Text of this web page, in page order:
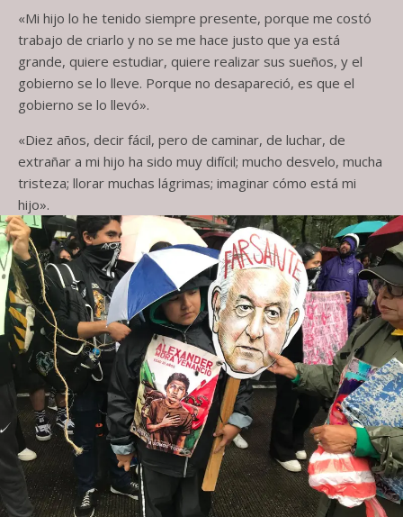
«Mi hijo lo he tenido siempre presente, porque me costó
trabajo de criarlo y no se me hace justo que ya está
grande, quiere estudiar, quiere realizar sus sueños, y el
gobierno se lo lleve. Porque no desapareció, es que el
gobierno se lo llevó».
«Diez años, decir fácil, pero de caminar, de luchar, de
extrañar a mi hijo ha sido muy difícil; mucho desvelo, mucha
tristeza; llorar muchas lágrimas; imaginar cómo está mi
hijo».